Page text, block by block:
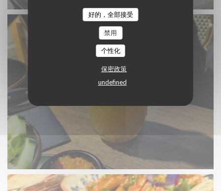
好的，全部接受
禁用
个性化
保密政策
undefined